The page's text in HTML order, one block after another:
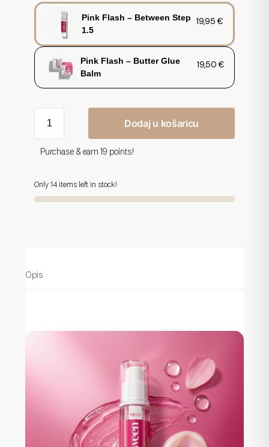
Pink Flash – Between Step
1.5
19,95 €
Pink Flash – Butter Glue
Balm
19,50 €
Dodaj u košaricu
Purchase & earn 19 points!
Only 14 items left in stock!
Opis